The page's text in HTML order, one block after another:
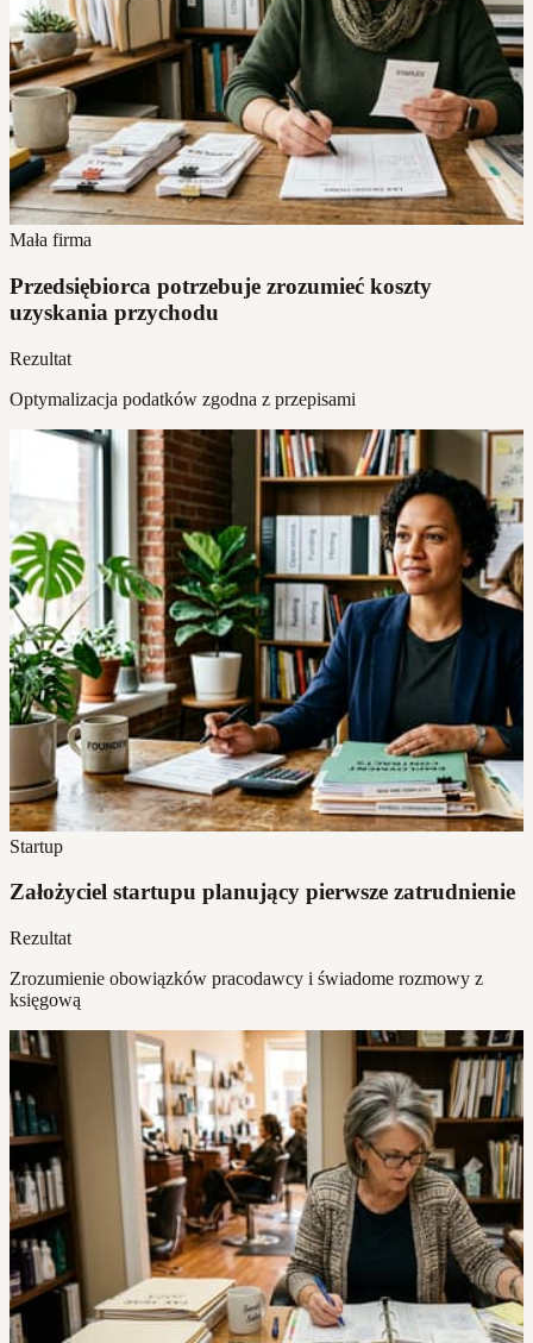
Mała firma
Przedsiębiorca potrzebuje zrozumieć koszty
uzyskania przychodu
Rezultat
Optymalizacja podatków zgodna z przepisami
Startup
Założyciel startupu planujący pierwsze zatrudnienie
Rezultat
Zrozumienie obowiązków pracodawcy i świadome rozmowy z
księgową